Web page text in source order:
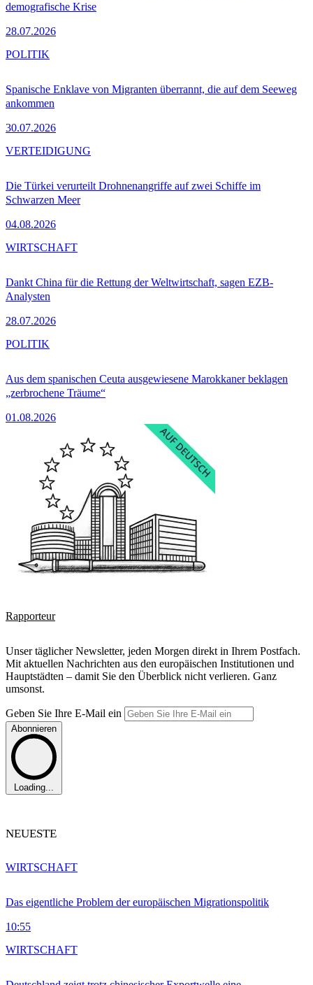
demografische Krise
28.07.2026
Spanische Enklave von Migranten überrannt, die auf dem Seeweg
ankommen
30.07.2026
POLITIK
Die Türkei verurteilt Drohnenangriffe auf zwei Schiffe im
Schwarzen Meer
04.08.2026
VERTEIDIGUNG
Dankt China für die Rettung der Weltwirtschaft, sagen EZB-
Analysten
28.07.2026
WIRTSCHAFT
Aus dem spanischen Ceuta ausgewiesene Marokkaner beklagen
„zerbrochene Träume“
01.08.2026
POLITIK
Rapporteur
Unser täglicher Newsletter, jeden Morgen direkt in Ihrem Postfach.
Mit aktuellen Nachrichten aus den europäischen Institutionen und
Hauptstädten – damit Sie den Überblick nicht verlieren. Ganz
umsonst.
Geben Sie Ihre E-Mail ein
Abonnieren
Loading...
NEUESTE
Das eigentliche Problem der europäischen Migrationspolitik
10:55
WIRTSCHAFT
WIRTSCHAFT